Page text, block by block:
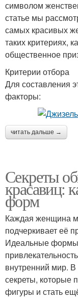
символом
статье мы
самых красивых
таких критериях,
общественное
Критерии отбора
Для составления
факторы:
читать дальше →
Секреты
красавиц:
форм
Каждая женщина
подчеркивает её
Идеальные
внутренний мир.
секреты, которые
фигуры и стать